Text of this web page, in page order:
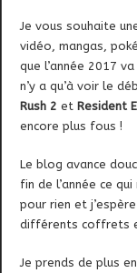
Je vous souhaite
vidéo, mangas,
que l’année 2017
n’y a qu’à voir le
Rush 2 et Resident
encore plus fous !
Le blog avance
fin de l’année ce
pour rien et
différents coffrets
Je prends de plus